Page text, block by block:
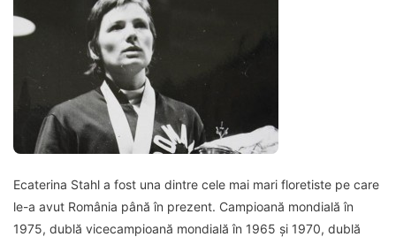
Ecaterina Stahl a fost una dintre cele mai mari floretiste pe care
le-a avut România până în prezent. Campioană mondială în
1975, dublă vicecampioană mondială în 1965 și 1970, dublă